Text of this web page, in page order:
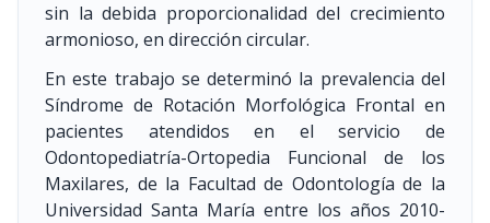
sin la debida proporcionalidad del crecimiento
armonioso, en dirección circular.
En este trabajo se determinó la prevalencia del
Síndrome de Rotación Morfológica Frontal en
pacientes atendidos en el servicio de
Odontopediatría-Ortopedia Funcional de los
Maxilares, de la Facultad de Odontología de la
Universidad Santa María entre los años 2010-